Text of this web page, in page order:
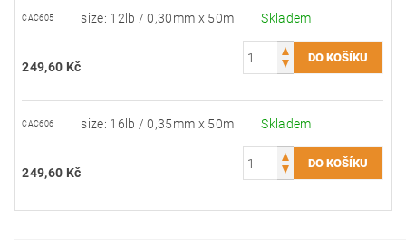
CAC605 size: 12lb / 0,30mm x 50m Skladem
249,60 Kč
CAC606 size: 16lb / 0,35mm x 50m Skladem
249,60 Kč